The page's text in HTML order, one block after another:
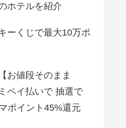
ホテルを紹介
ーくじで最大10万ポ
お値段そのまま
ペイ払いで 抽選で
ポイント45%還元